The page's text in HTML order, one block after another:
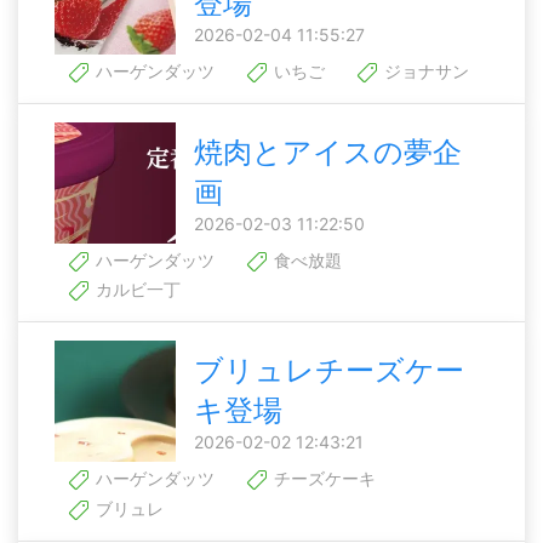
2026-02-04 11:55:27
ハーゲンダッツ
いちご ジョナサン
焼肉とアイスの夢企
画
2026-02-03 11:22:50
ハーゲンダッツ
食べ放題
カルビ一丁
ブリュレチーズケー
キ登場
2026-02-02 12:43:21
ハーゲンダッツ
チーズケーキ
ブリュレ